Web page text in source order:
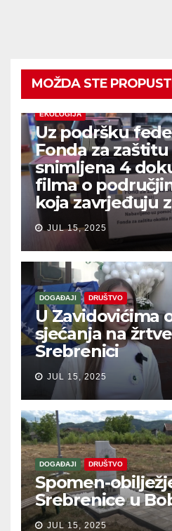
MOŽDA STE
EKOLOGIJA
Uz podršku
Fonda za
snimljena 4
filma o
koja zavrjeđuju
JUL 15, 2025
DOGAĐAJI DRUŠTVO
U Zavidovićima
sjećanja na
Srebrenici
JUL 15, 2025
DOGAĐAJI DRUŠTVO
Spomen-
Srebrenice u
JUL 15, 2025